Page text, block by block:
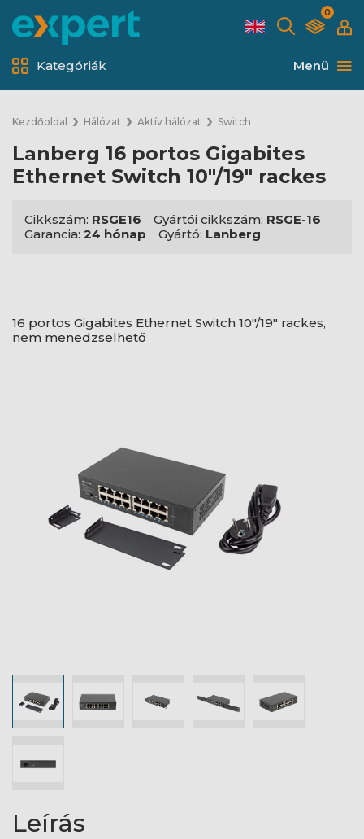
0
Menü
Kategóriák
Kezdőoldal Hálózat Aktív hálózat Switch
Lanberg 16 portos Gigabites
Ethernet Switch 10"/19" rackes
Cikkszám: RSGE16 Gyártói cikkszám: RSGE-16
Garancia: 24 hónap Gyártó: Lanberg
16 portos Gigabites Ethernet Switch 10"/19" rackes,
nem menedzselhető
Leírás